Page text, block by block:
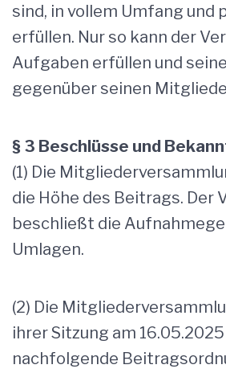
sind, in vollem Umfang und
erfüllen. Nur so kann der
Aufgaben erfüllen und
gegenüber seinen
§ 3 Beschlüsse und
(1) Die
die Höhe des Beitrags. Der
beschließt die
Umlagen.
(2) Die
ihrer Sitzung am
nachfolgende